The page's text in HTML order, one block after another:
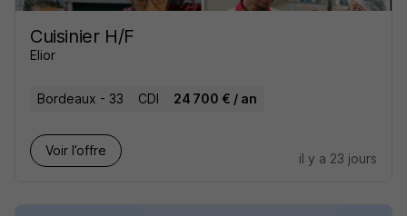
Cuisinier H/F
Elior
Bordeaux - 33 CDI 24 700 € / an
Voir l’offre
il y a 23 jours